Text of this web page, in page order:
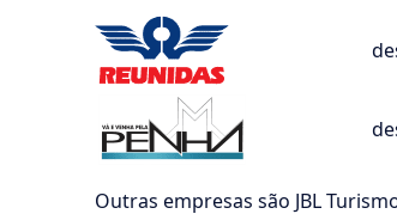
Outras empresas são JBL